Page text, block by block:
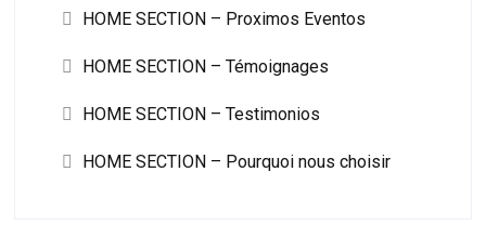
HOME SECTION – Proximos Eventos
HOME SECTION – Témoignages
HOME SECTION – Testimonios
HOME SECTION – Pourquoi nous choisir